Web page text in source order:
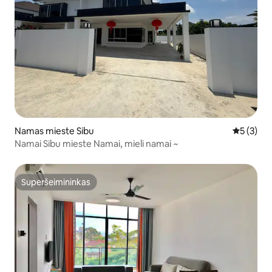
Namas mieste Sibu Vidutinis
5 (3)
Namai Sibu mieste Namai, mieli namai ~
Superšeimininkas
Superšeimininkas